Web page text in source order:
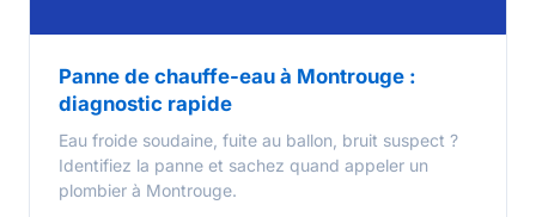
Panne de chauffe-eau à Montrouge :
diagnostic rapide
Eau froide soudaine, fuite au ballon, bruit suspect ?
Identifiez la panne et sachez quand appeler un
plombier à Montrouge.